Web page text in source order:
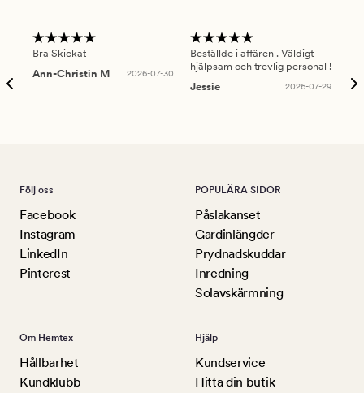
Bra Skickat
Ann-Christin M
2026-07-30
Beställde i affären . Väldigt
hjälpsam och trevlig personal !
Jessie
2026-07-29
Följ oss
Facebook
Instagram
LinkedIn
Pinterest
POPULÄRA SIDOR
Påslakanset
Gardinlängder
Prydnadskuddar
Inredning
Solavskärmning
Om Hemtex
Hållbarhet
Kundklubb
Hjälp
Kundservice
Hitta din butik